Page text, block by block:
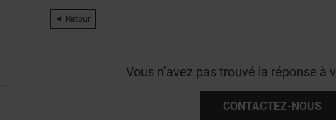
Retour
Vous n’avez pas trouvé la réponse à
CONTACTEZ-NOUS